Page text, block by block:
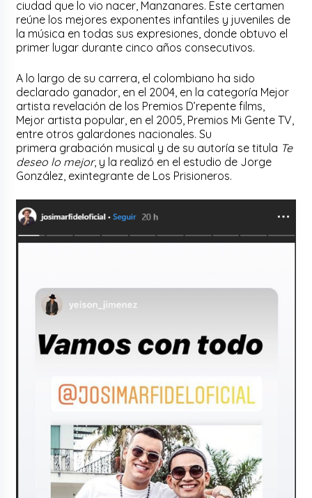
ciudad que lo vio nacer, Manzanares. Este certamen
reúne los mejores exponentes infantiles y juveniles de
la música en todas sus expresiones, donde obtuvo el
primer lugar durante cinco años consecutivos.
A lo largo de su carrera, el colombiano ha sido
declarado ganador, en el 2004, en la categoría Mejor
artista revelación de los Premios D’repente films,
Mejor artista popular, en el 2005, Premios Mi Gente TV,
entre otros galardones nacionales. Su
primera grabación musical y de su autoría se titula Te
deseo lo mejor, y la realizó en el estudio de Jorge
González, exintegrante de Los Prisioneros.